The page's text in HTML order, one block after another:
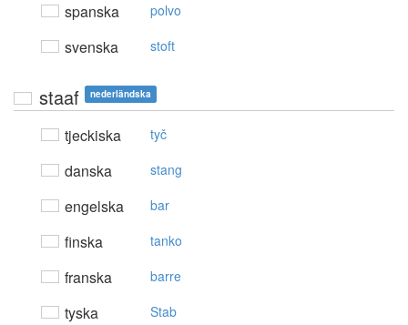
spanska polvo
svenska stoft
staaf nederländska
tjeckiska tyč
danska stang
engelska bar
finska tanko
franska barre
tyska Stab